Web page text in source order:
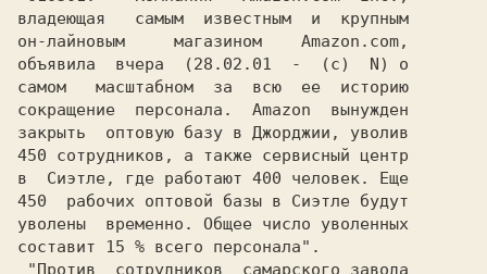
владеющая   самым  известным  и  крупным
он-лайновым     магазином    Amazon.com,
объявила  вчера  (28.02.01  -  (c)  N) о
самом   масштабном  за  всю  ее  историю
сокращение  персонала.  Amazon  вынужден
закрыть  оптовую базу в Джорджии, уволив
450 сотрудников, а также сервисный центр
450  рабочих оптовой базы в Сиэтле будут
уволены  временно. Общее число уволенных
составит 15 % всего персонала".